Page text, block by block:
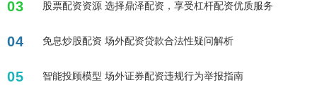
03 股票配资资源 选择鼎泽配资，享受杠杆配资优质服务
04 免息炒股配资 场外配资贷款合法性疑问解析
05 智能投顾模型 场外证券配资违规行为举报指南